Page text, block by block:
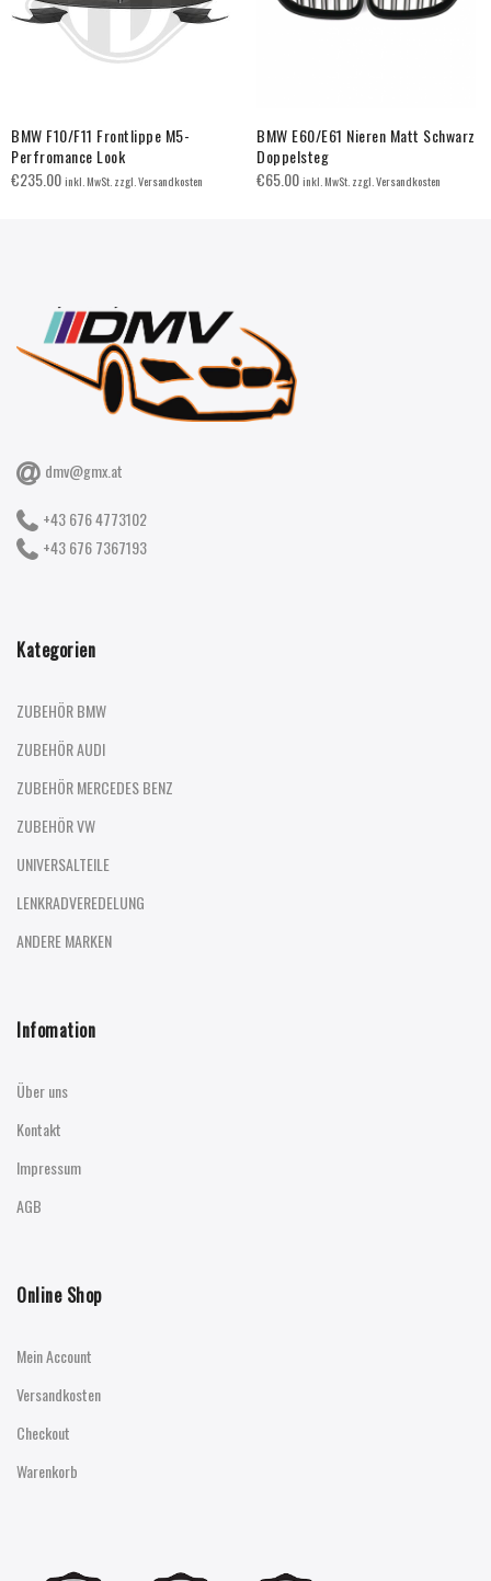
BMW F10/F11 Frontlippe M5-
Perfromance Look
€235.00inkl. MwSt. zzgl. Versandkosten
BMW E60/E61 Nieren Matt Schwarz
Doppelsteg
€65.00inkl. MwSt. zzgl. Versandkosten
dmv@gmx.at
+43 676 4773102
+43 676 7367193
Kategorien
ZUBEHÖR BMW
ZUBEHÖR AUDI
ZUBEHÖR MERCEDES BENZ
ZUBEHÖR VW
UNIVERSALTEILE
LENKRADVEREDELUNG
ANDERE MARKEN
Infomation
Über uns
Kontakt
Impressum
AGB
Online Shop
Mein Account
Versandkosten
Checkout
Warenkorb